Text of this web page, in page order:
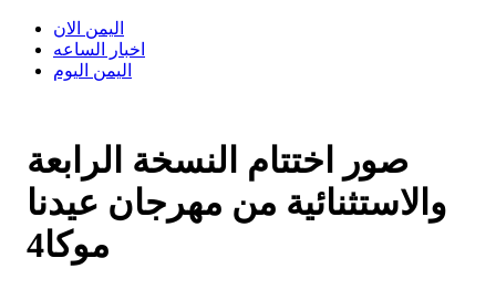
اليمن الان
اخبار الساعه
اليمن اليوم
صور اختتام النسخة الرابعة
والاستثنائية من مهرجان عيدنا
موكا4